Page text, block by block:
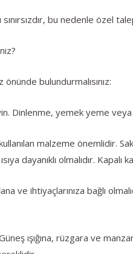
bu nedenle özel
bulundurmalısınız:
Dinlenme, yemek yeme
malzeme önemlidir.
dayanıklı olmalıdır.
ve ihtiyaçlarınıza bağlı
ışığına, rüzgara ve